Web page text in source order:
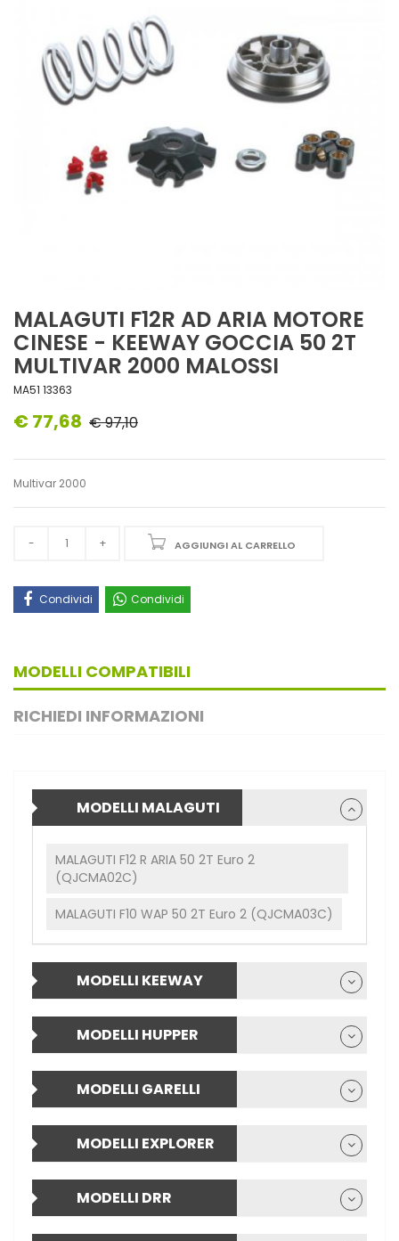
MALAGUTI F12R AD ARIA MOTORE
CINESE - KEEWAY GOCCIA 50 2T
MULTIVAR 2000 MALOSSI
MA51 13363
€ 77,68 € 97,10
Multivar 2000
AGGIUNGI AL CARRELLO
Condividi Condividi
MODELLI COMPATIBILI
RICHIEDI INFORMAZIONI
MODELLI MALAGUTI
MALAGUTI F12 R ARIA 50 2T Euro 2
(QJCMA02C)
MALAGUTI F10 WAP 50 2T Euro 2 (QJCMA03C)
MODELLI KEEWAY
MODELLI HUPPER
MODELLI GARELLI
MODELLI EXPLORER
MODELLI DRR